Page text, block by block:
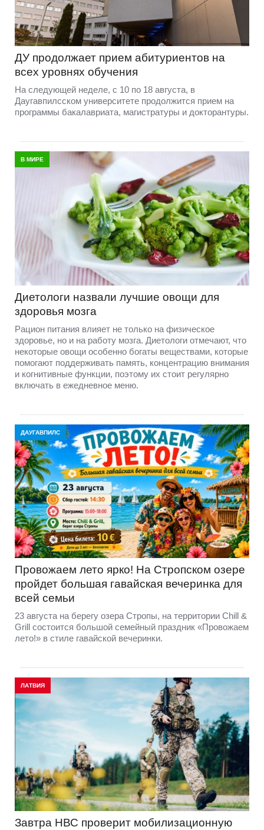
ДУ продолжает прием абитуриентов на
всех уровнях обучения
На следующей неделе, с 10 по 18 августа, в
Даугавпилсском университете продолжится прием на
программы бакалавриата, магистратуры и докторантуры.
В МИРЕ
Диетологи назвали лучшие овощи для
здоровья мозга
Рацион питания влияет не только на физическое
здоровье, но и на работу мозга. Диетологи отмечают, что
некоторые овощи особенно богаты веществами, которые
помогают поддерживать память, концентрацию внимания
и когнитивные функции, поэтому их стоит регулярно
включать в ежедневное меню.
ДАУГАВПИЛС
Провожаем лето ярко! На Стропском озере
пройдет большая гавайская вечеринка для
всей семьи
23 августа на берегу озера Стропы, на территории Chill &
Grill состоится большой семейный праздник «Провожаем
лето!» в стиле гавайской вечеринки.
ЛАТВИЯ
Завтра НВС проверит мобилизационную